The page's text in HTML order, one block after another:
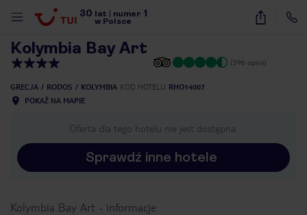
30 lat numer 1
w Polsce
22
Kolymbia Bay Art
(396 opinii)
GRECJA RODOS KOLYMBIA KOD HOTELU RHO14007
POKAŻ NA MAPIE
Oferta dla tego hotelu nie jest dostępna.
Sprawdź inne hotele
Kolymbia Bay Art - informacje